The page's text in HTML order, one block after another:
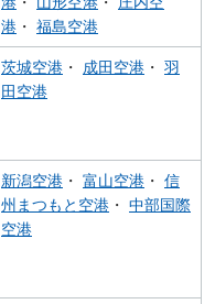
港 ・ 福島空港
茨城空港 ・ 成田空港 ・ 羽
田空港
新潟空港 ・ 富山空港 ・ 信
州まつもと空港 ・ 中部国際
空港